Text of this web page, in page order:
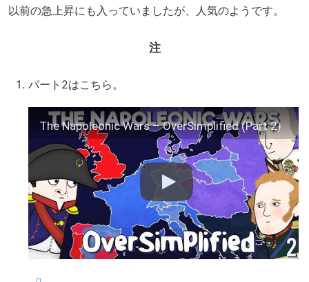
以前の急上昇にも入っていましたが、人気のようです。
注
パート2はこちら。
The Napoleonic Wars – OverSimplified (Part 2)